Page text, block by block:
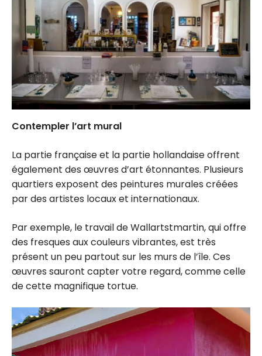
Contempler l’art mural
La partie française et la partie hollandaise offrent
également des œuvres d’art étonnantes. Plusieurs
quartiers exposent des peintures murales créées
par des artistes locaux et internationaux.
Par exemple, le travail de Wallartstmartin, qui offre
des fresques aux couleurs vibrantes, est très
présent un peu partout sur les murs de l’île. Ces
œuvres sauront capter votre regard, comme celle
de cette magnifique tortue.